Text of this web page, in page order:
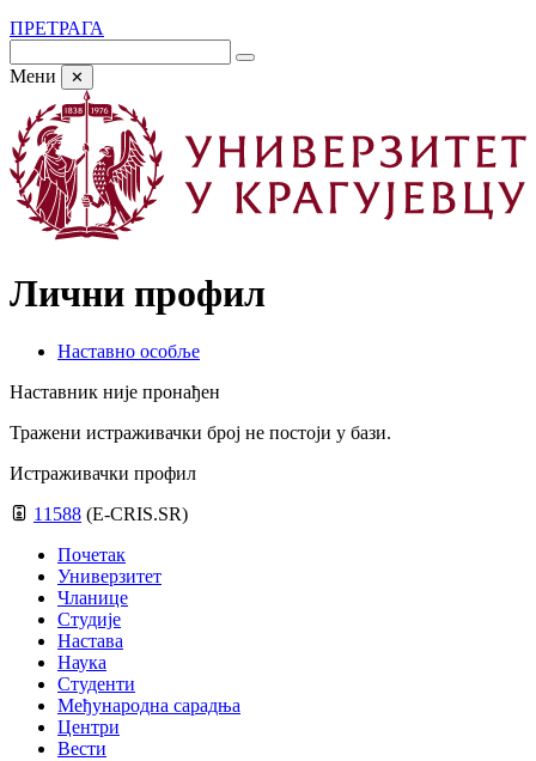
ПРЕТРАГА
Мени ✕
Лични профил
Наставно особље
Наставник није пронађен
Тражени истраживачки број не постоји у бази.
Истраживачки профил
11588 (E-CRIS.SR)
Почетак
Универзитет
Чланице
Студије
Настава
Наука
Студенти
Међународна сарадња
Центри
Вести